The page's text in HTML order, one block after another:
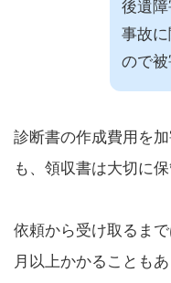
後遺
事故
ので被
診断書の作成費用を
も、領収書は大切に
依頼から受け取るま
月以上かかることも